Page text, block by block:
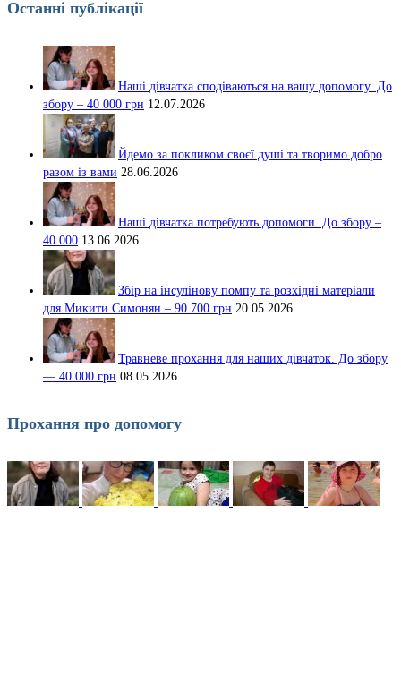
Останні публікації
Наші дівчатка сподіваються на вашу допомогу. До
збору – 40 000 грн 12.07.2026
Йдемо за покликом своєї душі та творимо добро
разом із вами 28.06.2026
Наші дівчатка потребують допомоги. До збору –
40 000 13.06.2026
Збір на інсулінову помпу та розхідні матеріали
для Микити Симонян – 90 700 грн 20.05.2026
Травневе прохання для наших дівчаток. До збору
— 40 000 грн 08.05.2026
Прохання про допомогу